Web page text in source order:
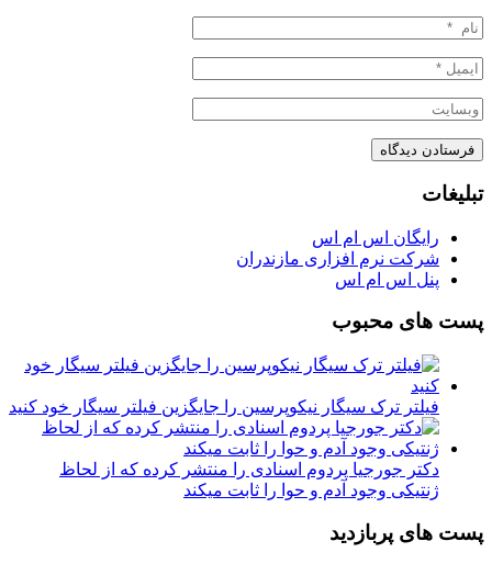
تبلیغات
رایگان اس ام اس
شرکت نرم افزاری مازندران
پنل اس ام اس
پست های محبوب
فیلتر ترک سیگار نیکوپرسین را جایگزین فیلتر سیگار خود کنید
دکتر جورجیا پردوم اسنادی را منتشر کرده که از لحاظ
ژنتیکی وجود آدم و حوا را ثابت میکند
پست های پربازدید